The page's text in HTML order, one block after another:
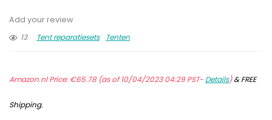
Add your review
13
Tent reparatiesets Tenten
Amazon.nl Price:€65.78(as of 10/04/2023 04:29 PST- Details)&FREE
Shipping.